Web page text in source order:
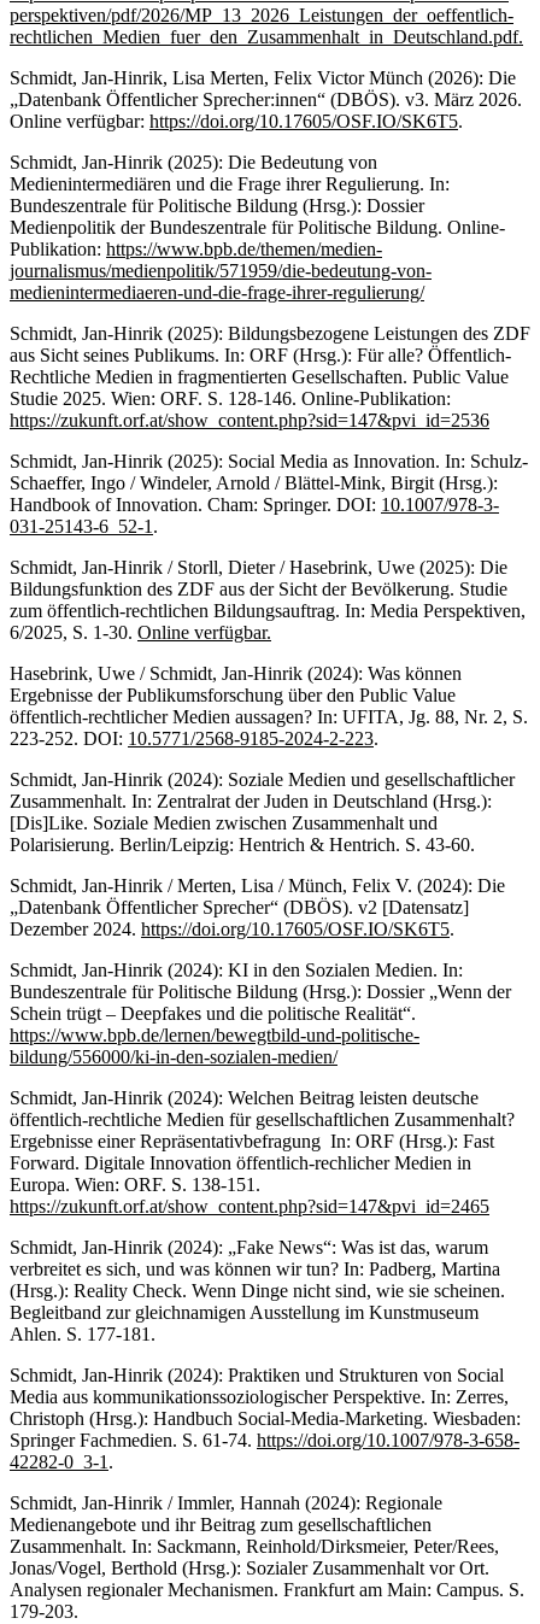
perspektiven/pdf/2026/MP_13_2026_Leistungen_der_oeffentlich-
rechtlichen_Medien_fuer_den_Zusammenhalt_in_Deutschland.pdf.
Schmidt, Jan-Hinrik, Lisa Merten, Felix Victor Münch (2026): Die
„Datenbank Öffentlicher Sprecher:innen“ (DBÖS). v3. März 2026.
Online verfügbar: https://doi.org/10.17605/OSF.IO/SK6T5.
Schmidt, Jan-Hinrik (2025): Die Bedeutung von
Medienintermediären und die Frage ihrer Regulierung. In:
Bundeszentrale für Politische Bildung (Hrsg.): Dossier
Medienpolitik der Bundeszentrale für Politische Bildung. Online-
Publikation: https://www.bpb.de/themen/medien-
journalismus/medienpolitik/571959/die-bedeutung-von-
medienintermediaeren-und-die-frage-ihrer-regulierung/
Schmidt, Jan-Hinrik (2025): Bildungsbezogene Leistungen des ZDF
aus Sicht seines Publikums. In: ORF (Hrsg.): Für alle? Öffentlich-
Rechtliche Medien in fragmentierten Gesellschaften. Public Value
Studie 2025. Wien: ORF. S. 128-146. Online-Publikation:
https://zukunft.orf.at/show_content.php?sid=147&pvi_id=2536
Schmidt, Jan-Hinrik (2025): Social Media as Innovation. In: Schulz-
Schaeffer, Ingo / Windeler, Arnold / Blättel-Mink, Birgit (Hrsg.):
Handbook of Innovation. Cham: Springer. DOI: 10.1007/978-3-
031-25143-6_52-1 .
Schmidt, Jan-Hinrik / Storll, Dieter / Hasebrink, Uwe (2025): Die
Bildungsfunktion des ZDF aus der Sicht der Bevölkerung. Studie
zum öffentlich-rechtlichen Bildungsauftrag. In: Media Perspektiven,
6/2025, S. 1-30. Online verfügbar.
Hasebrink, Uwe / Schmidt, Jan-Hinrik (2024): Was können
Ergebnisse der Publikumsforschung über den Public Value
öffentlich-rechtlicher Medien aussagen? In: UFITA, Jg. 88, Nr. 2, S.
223-252. DOI: 10.5771/2568-9185-2024-2-223.
Schmidt, Jan-Hinrik (2024): Soziale Medien und gesellschaftlicher
Zusammenhalt. In: Zentralrat der Juden in Deutschland (Hrsg.):
[Dis]Like. Soziale Medien zwischen Zusammenhalt und
Polarisierung. Berlin/Leipzig: Hentrich & Hentrich. S. 43-60.
Schmidt, Jan-Hinrik / Merten, Lisa / Münch, Felix V. (2024): Die
„Datenbank Öffentlicher Sprecher“ (DBÖS). v2 [Datensatz]
Dezember 2024. https://doi.org/10.17605/OSF.IO/SK6T5.
Schmidt, Jan-Hinrik (2024): KI in den Sozialen Medien. In:
Bundeszentrale für Politische Bildung (Hrsg.): Dossier „Wenn der
Schein trügt – Deepfakes und die politische Realität“.
https://www.bpb.de/lernen/bewegtbild-und-politische-
bildung/556000/ki-in-den-sozialen-medien/
Schmidt, Jan-Hinrik (2024): Welchen Beitrag leisten deutsche
öffentlich-rechtliche Medien für gesellschaftlichen Zusammenhalt?
Ergebnisse einer Repräsentativbefragung In: ORF (Hrsg.): Fast
Forward. Digitale Innovation öffentlich-rechlicher Medien in
Europa. Wien: ORF. S. 138-151.
https://zukunft.orf.at/show_content.php?sid=147&pvi_id=2465
Schmidt, Jan-Hinrik (2024): „Fake News“: Was ist das, warum
verbreitet es sich, und was können wir tun? In: Padberg, Martina
(Hrsg.): Reality Check. Wenn Dinge nicht sind, wie sie scheinen.
Begleitband zur gleichnamigen Ausstellung im Kunstmuseum
Ahlen. S. 177-181.
Schmidt, Jan-Hinrik (2024): Praktiken und Strukturen von Social
Media aus kommunikationssoziologischer Perspektive. In: Zerres,
Christoph (Hrsg.): Handbuch Social-Media-Marketing. Wiesbaden:
Springer Fachmedien. S. 61-74. https://doi.org/10.1007/978-3-658-
42282-0_3-1 .
Schmidt, Jan-Hinrik / Immler, Hannah (2024): Regionale
Medienangebote und ihr Beitrag zum gesellschaftlichen
Zusammenhalt. In: Sackmann, Reinhold/Dirksmeier, Peter/Rees,
Jonas/Vogel, Berthold (Hrsg.): Sozialer Zusammenhalt vor Ort.
Analysen regionaler Mechanismen. Frankfurt am Main: Campus. S.
179-203.